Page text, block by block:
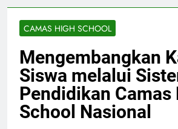
CAMAS HIGH SCHOOL
Mengembangkan
Siswa melalui
Pendidikan Camas
School Nasional